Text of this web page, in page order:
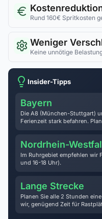
Rund 160€ Spritkosten
Weniger
Keine unnötige
Insider-Tipps
Bayern
Die A8 (München-Stuttgart)
Ferienzeit stark befahren.
Nordrhein-
Im Ruhrgebiet empfehlen wir
und 16-18 Uhr).
Lange Strecke
Planen Sie alle 2 Stunden
wir, genügend Zeit für